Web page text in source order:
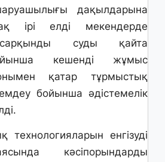
дақылдарына
ірі елді мекендерде
сарқынды суды қайта
кешенді жұмыс
қатар тұрмыстық
бойынша әдістемелік
енгізуді
кәсіпорындарды